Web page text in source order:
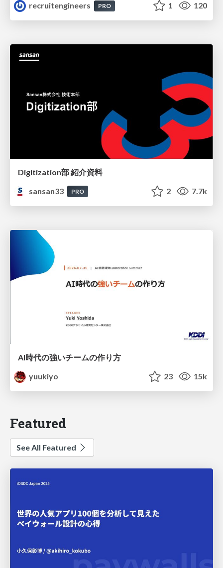
recruitengineers
PRO 1 120
Digitization部 紹介資料
sansan33
PRO 2 7.7k
AI時代の強いチームの作り方
yuukiyo
23 15k
Featured
See All Featured